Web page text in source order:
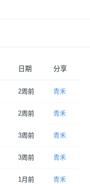
日期 分享
2周前 青禾
2周前 青禾
3周前 青禾
3周前 青禾
1月前 青禾